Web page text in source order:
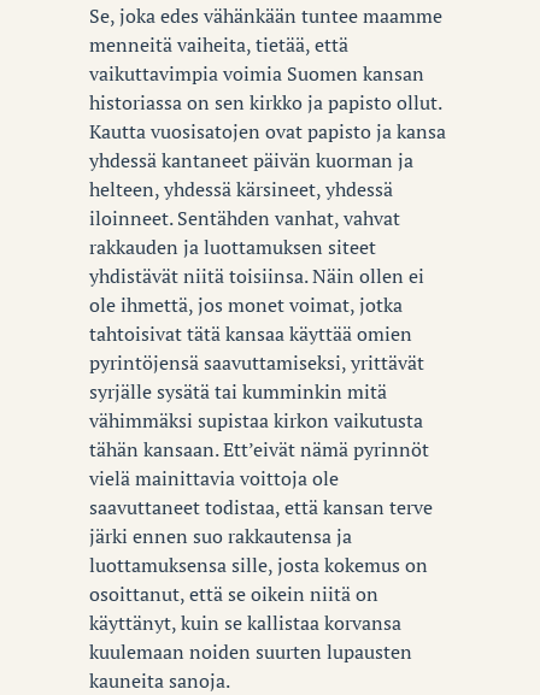
Se, joka edes vähänkään tuntee maamme
menneitä vaiheita, tietää, että
vaikuttavimpia voimia Suomen kansan
historiassa on sen kirkko ja papisto ollut.
Kautta vuosisatojen ovat papisto ja kansa
yhdessä kantaneet päivän kuorman ja
helteen, yhdessä kärsineet, yhdessä
iloinneet. Sentähden vanhat, vahvat
rakkauden ja luottamuksen siteet
yhdistävät niitä toisiinsa. Näin ollen ei
ole ihmettä, jos monet voimat, jotka
tahtoisivat tätä kansaa käyttää omien
pyrintöjensä saavuttamiseksi, yrittävät
syrjälle sysätä tai kumminkin mitä
vähimmäksi supistaa kirkon vaikutusta
tähän kansaan. Ett’eivät nämä pyrinnöt
vielä mainittavia voittoja ole
saavuttaneet todistaa, että kansan terve
järki ennen suo rakkautensa ja
luottamuksensa sille, josta kokemus on
osoittanut, että se oikein niitä on
käyttänyt, kuin se kallistaa korvansa
kuulemaan noiden suurten lupausten
kauneita sanoja.